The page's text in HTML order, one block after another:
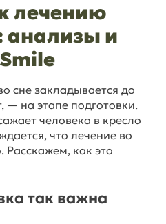
лечению
анализы и
сне закладывается до
— на этапе подготовки.
человека в кресло
что лечение во
Расскажем, как это
так важна